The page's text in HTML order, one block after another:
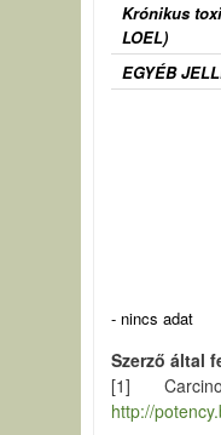
Krónikus
LOEL)
EGYÉB
- nincs adat
Szerző által
[1]
http://